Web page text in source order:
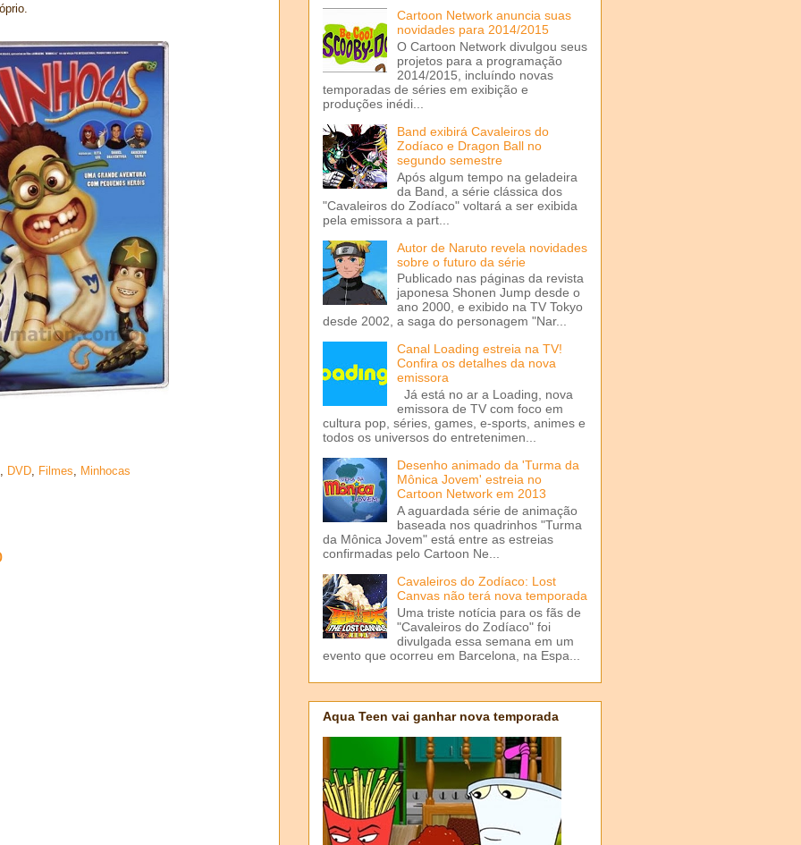
, DVD, Filmes, Minhocas
Cartoon Network anuncia suas
novidades para 2014/2015
O Cartoon Network divulgou seus
projetos para a programação
2014/2015, incluíndo novas
temporadas de séries em exibição e
produções inédi...
Band exibirá Cavaleiros do
Zodíaco e Dragon Ball no
segundo semestre
Após algum tempo na geladeira
da Band, a série clássica dos
"Cavaleiros do Zodíaco" voltará a ser exibida
pela emissora a part...
Autor de Naruto revela novidades
sobre o futuro da série
Publicado nas páginas da revista
japonesa Shonen Jump desde o
ano 2000, e exibido na TV Tokyo
desde 2002, a saga do personagem "Nar...
Canal Loading estreia na TV!
Confira os detalhes da nova
emissora
Já está no ar a Loading, nova
emissora de TV com foco em
cultura pop, séries, games, e-sports, animes e
todos os universos do entretenimen...
Desenho animado da 'Turma da
Mônica Jovem' estreia no
Cartoon Network em 2013
A aguardada série de animação
baseada nos quadrinhos "Turma
da Mônica Jovem" está entre as estreias
confirmadas pelo Cartoon Ne...
Cavaleiros do Zodíaco: Lost
Canvas não terá nova temporada
Uma triste notícia para os fãs de
"Cavaleiros do Zodíaco" foi
divulgada essa semana em um
evento que ocorreu em Barcelona, na Espa...
Aqua Teen vai ganhar nova temporada